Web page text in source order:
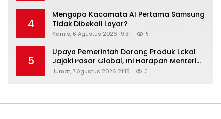
4
Mengapa Kacamata AI Pertama Samsung
Tidak Dibekali Layar?
Kamis, 6 Agustus 2026 19:31 5
5
Upaya Pemerintah Dorong Produk Lokal
Jajaki Pasar Global, Ini Harapan Menteri
Perindustrian RI Lewat ILT dan IGT Expo
Jumat, 7 Agustus 2026 21:15 3